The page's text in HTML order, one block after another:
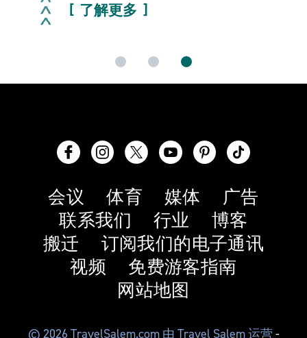
了解更多
会议 体育 媒体
广告
联系我们
行业
博客
搬迁
订阅我们的电子通讯
视频
免费游客指南
网站地图
© 2026 TravelSalem.com 由 Travel Salem 运营-